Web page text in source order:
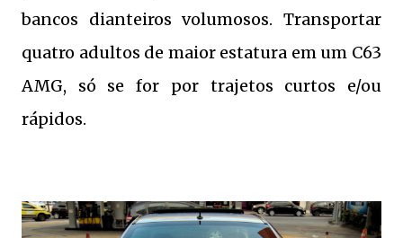
bancos dianteiros volumosos. Transportar
quatro adultos de maior estatura em um C63
AMG, só se for por trajetos curtos e/ou
rápidos.